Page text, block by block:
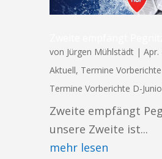
von Jürgen Mühlstädt| Apr.
Aktuell, Termine
Termine Vorberichte D-
Zweite empfängt
unsere Zweite ist...
mehr lesen